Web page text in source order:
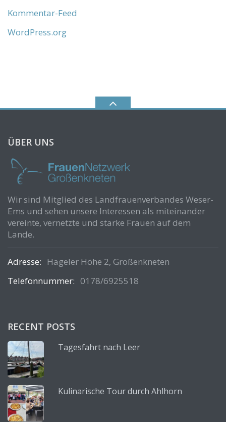
Kommentar-Feed
WordPress.org
ÜBER UNS
Wir sind Mitglied des Landfrauenverbandes Weser-
Ems und sehen unsere Interessen als miteinander
vereinte, vernetzte und starke Frauen auf dem
Lande.
Adresse: Hageler Höhe 2, Großenkneten
Telefonnummer: 0178/6925518
RECENT POSTS
Tagesfahrt nach Leer
Kulinarische Tour durch Ahlhorn